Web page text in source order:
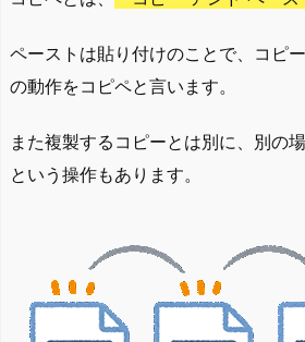
ペーストは貼り付けのことで、コピ
の動作をコピペと言います。
また複製するコピーとは別に、別の
という操作もあります。